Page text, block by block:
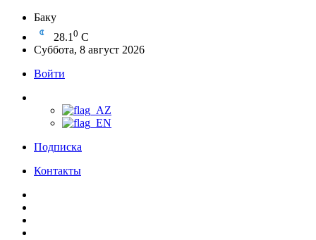
Баку
28.1 0 C
Суббота, 8 август 2026
Войти
Подписка
Контакты